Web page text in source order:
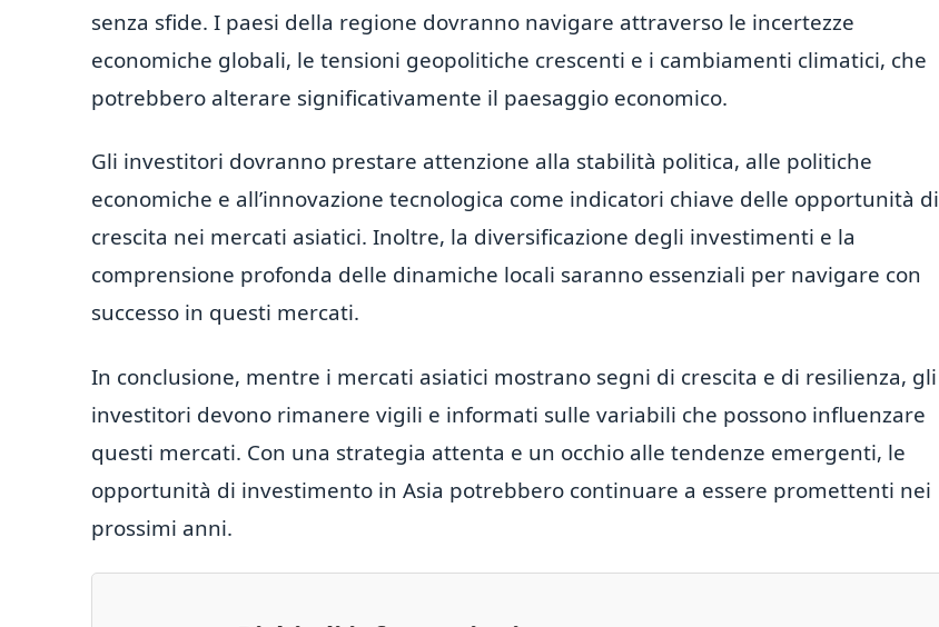
senza sfide. I paesi della regione dovranno navigare attraverso le incertezze
economiche globali, le tensioni geopolitiche crescenti e i cambiamenti climatici, che
potrebbero alterare significativamente il paesaggio economico.
Gli investitori dovranno prestare attenzione alla stabilità politica, alle politiche
economiche e all’innovazione tecnologica come indicatori chiave delle opportunità di
crescita nei mercati asiatici. Inoltre, la diversificazione degli investimenti e la
comprensione profonda delle dinamiche locali saranno essenziali per navigare con
successo in questi mercati.
In conclusione, mentre i mercati asiatici mostrano segni di crescita e di resilienza, gli
investitori devono rimanere vigili e informati sulle variabili che possono influenzare
questi mercati. Con una strategia attenta e un occhio alle tendenze emergenti, le
opportunità di investimento in Asia potrebbero continuare a essere promettenti nei
prossimi anni.